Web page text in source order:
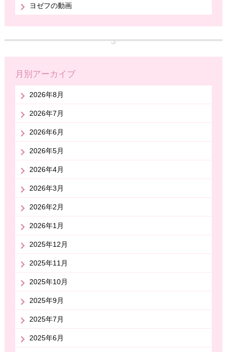
ヨゼフの動画
月別アーカイブ
2026年8月
2026年7月
2026年6月
2026年5月
2026年4月
2026年3月
2026年2月
2026年1月
2025年12月
2025年11月
2025年10月
2025年9月
2025年7月
2025年6月